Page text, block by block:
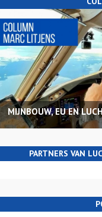
MIJNBOUW, EU EN
PARTNERS VAN